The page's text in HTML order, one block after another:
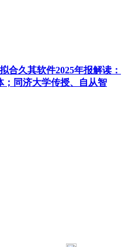
合久其软件2025年报解读：
；同济大学传授、自从智